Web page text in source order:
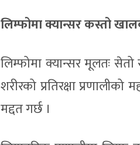
लिम्फोमा क्यान्सर कस्तो
लिम्फोमा क्यान्सर मूलतः सेतो
शरीरको प्रतिरक्षा
मद्दत गर्छ ।